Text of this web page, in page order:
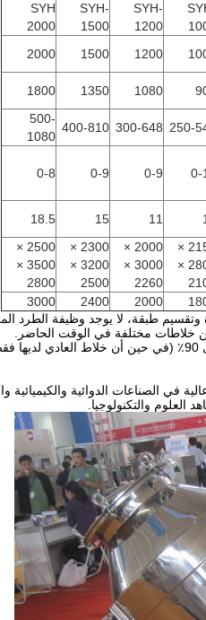
SYH-
1200
SYH-
1500
SYH
2000
1200
1500
2000
1080
1350
1800
250-
300-648
400-810
500-
1080
0-
0-9
0-9
0-8
11
15
18.5
2150 ×
2800 ×
2000 ×
3000 ×
2260
2300 ×
3200 ×
2500
2500 ×
3500 ×
2800
2000
2400
3000
طبقة، لا يوجد وظيفة الطرد
خلاطات مختلفة في الوقت الحاضر.
الصناعات الدوائية والكيميائية
العلوم والتكنولوجيا.